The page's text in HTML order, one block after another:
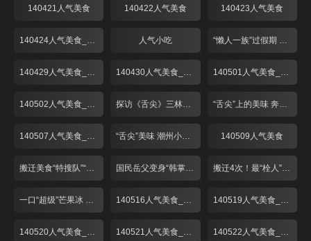
140421人气美食 140422人气美食 140423人气美食
140424人气美食_001 人气小吃 “懒人一族”过假期 出游请客靠“熟食”！
140429人气美食_001 140430人气美食_001 140501人气美食_001
140502人气美食_001 探访《舌尖》三林塘 预定已到6月中 “舌尖”上的美味 奔跑中的“啫啫煲”
140507人气美食_001 “舌尖”美味 潮州小吃煎蚝烙 140509人气美食
搬迁美食“特搜队”“弄堂馄饨”再登场！ 国民岳父变身“韩掌柜” “粉丝”捧场菜名怪 搬迁4次！最“栓人”的生煎包！
一口“超级”芒果冰 一秒心情变夏天！ 140516人气美食_001 140519人气美食_001
140520人气美食_001 140521人气美食_001 140522人气美食_001